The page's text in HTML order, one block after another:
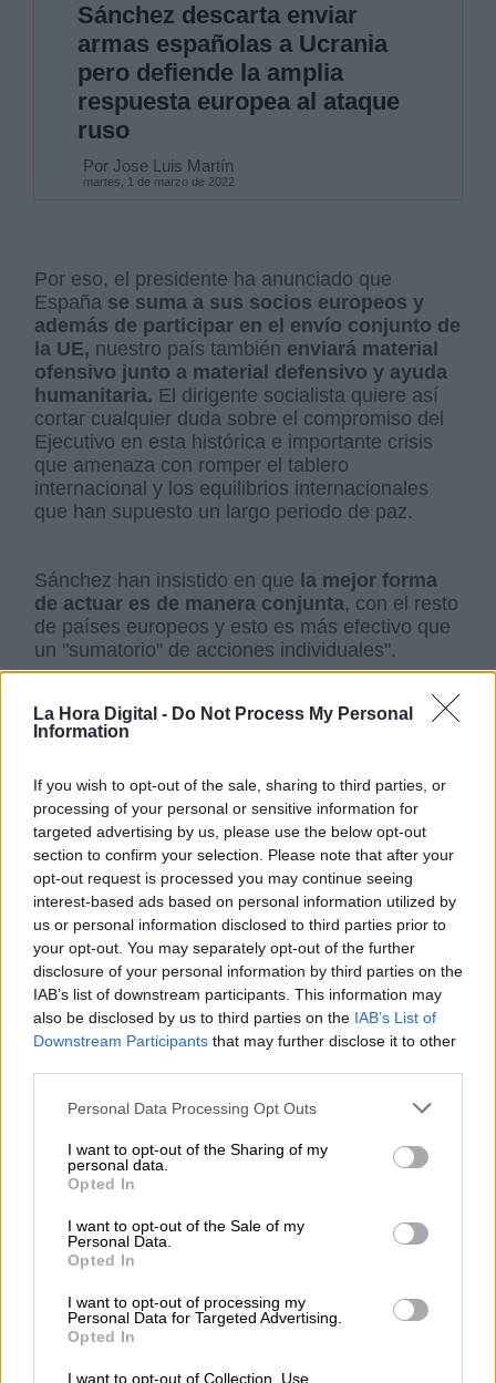
La Hora Digital - Do Not Process My Personal
Information
If you wish to opt-out of the sale, sharing to third parties, or
processing of your personal or sensitive information for
targeted advertising by us, please use the below opt-out
section to confirm your selection. Please note that after your
opt-out request is processed you may continue seeing
interest-based ads based on personal information utilized by
us or personal information disclosed to third parties prior to
your opt-out. You may separately opt-out of the further
disclosure of your personal information by third parties on the
IAB’s list of downstream participants. This information may
also be disclosed by us to third parties on the IAB’s List of
Downstream Participants that may further disclose it to other
Personal Data Processing Opt Outs
I want to opt-out of the Sharing of my
personal data.
Opted In
I want to opt-out of the Sale of my
Personal Data.
Opted In
I want to opt-out of processing my
Personal Data for Targeted Advertising.
Opted In
I want to opt-out of Collection, Use,
Sánchez descarta enviar
armas españolas a Ucrania
pero defiende la amplia
respuesta europea al ataque
ruso
Por Jose Luis Martín
martes, 1 de marzo de 2022
Por eso, el presidente ha anunciado que
España se suma a sus socios europeos y
además de participar en el envío conjunto de
la UE, nuestro país también enviará material
ofensivo junto a material defensivo y ayuda
humanitaria. El dirigente socialista quiere así
cortar cualquier duda sobre el compromiso del
Ejecutivo en esta histórica e importante crisis
que amenaza con romper el tablero
internacional y los equilibrios internacionales
que han supuesto un largo periodo de paz.
Sánchez han insistido en que la mejor forma
de actuar es de manera conjunta, con el resto
de países europeos y esto es más efectivo que
un "sumatorio" de acciones individuales".
Guerra Ucrania Pedro Sánchez Unión Europea
NOTICIAS RELACIONADAS
El impuesto al queroseno, una
"ruina" para España que no reducirá
las emisiones